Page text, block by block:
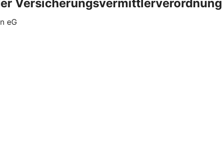
Versicherungsvermittlerverordnung
eG